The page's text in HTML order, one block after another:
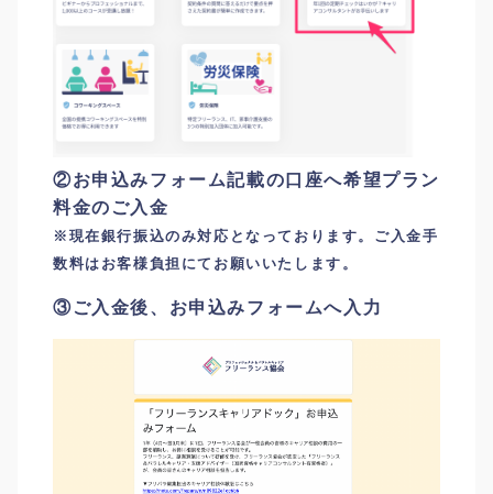
②お申込みフォーム記載の口座へ希望プラン
料金のご入金
※現在銀行振込のみ対応となっております。ご入金手
数料はお客様負担にてお願いいたします。
③ご入金後、お申込みフォームへ入力